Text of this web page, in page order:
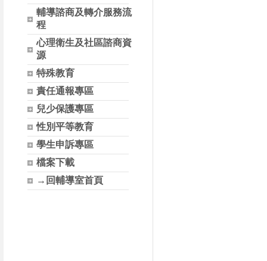
輔導諮商及轉介服務流
程
心理衛生及社區諮商資
源
特殊教育
責任通報專區
兒少保護專區
性別平等教育
學生申訴專區
檔案下載
→回輔導室首頁